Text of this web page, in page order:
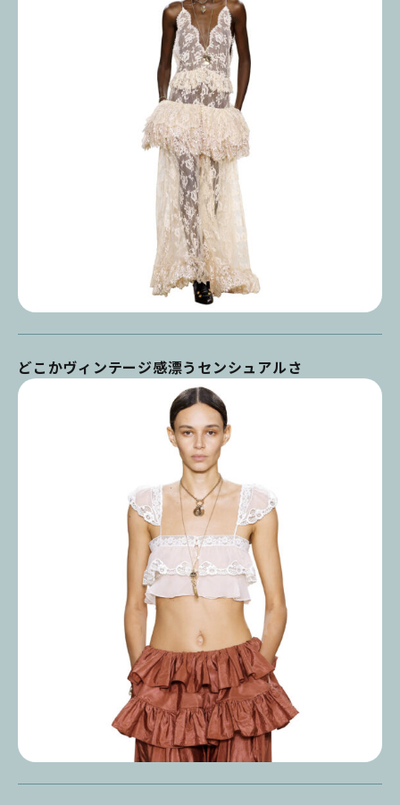
どこかヴィンテージ感漂うセンシュアルさ